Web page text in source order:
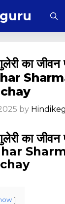
का
by
का